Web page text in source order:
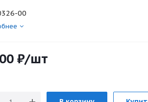
00
₽/шт